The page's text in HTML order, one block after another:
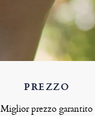
PREZZO
Miglior prezzo garantito